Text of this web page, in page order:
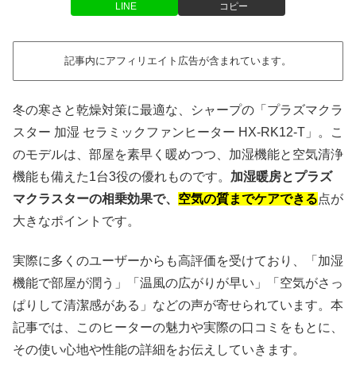
LINE コピー
記事内にアフィリエイト広告が含まれています。
冬の寒さと乾燥対策に最適な、シャープの「プラズマクラ
スター 加湿 セラミックファンヒーター HX-RK12-T」。こ
のモデルは、部屋を素早く暖めつつ、加湿機能と空気清浄
機能も備えた1台3役の優れものです。 加湿暖房とプラズ
マクラスターの相乗効果で、 空気の質までケアできる点が
大きなポイントです。
実際に多くのユーザーからも高評価を受けており、「加湿
機能で部屋が潤う」「温風の広がりが早い」「空気がさっ
ぱりして清潔感がある」などの声が寄せられています。本
記事では、このヒーターの魅力や実際の口コミをもとに、
その使い心地や性能の詳細をお伝えしていきます。